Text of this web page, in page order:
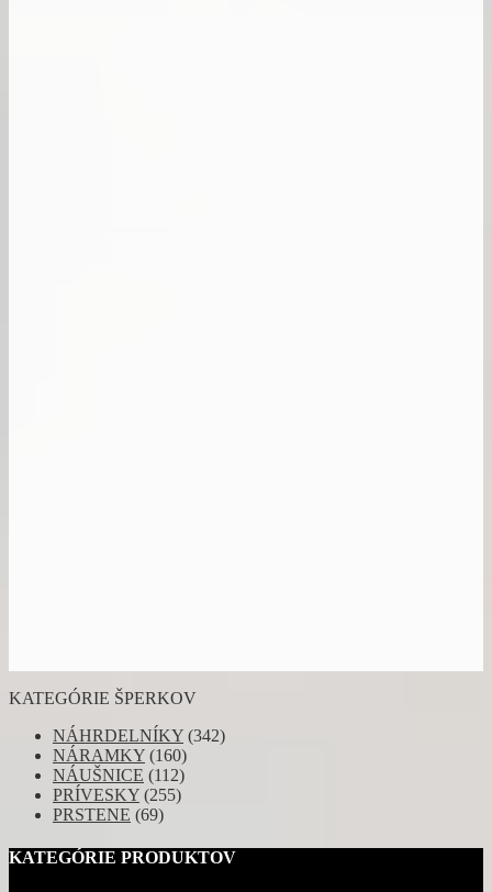
KATEGÓRIE ŠPERKOV
NÁHRDELNÍKY (342)
NÁRAMKY (160)
NÁUŠNICE (112)
PRÍVESKY (255)
PRSTENE (69)
KATEGÓRIE PRODUKTOV